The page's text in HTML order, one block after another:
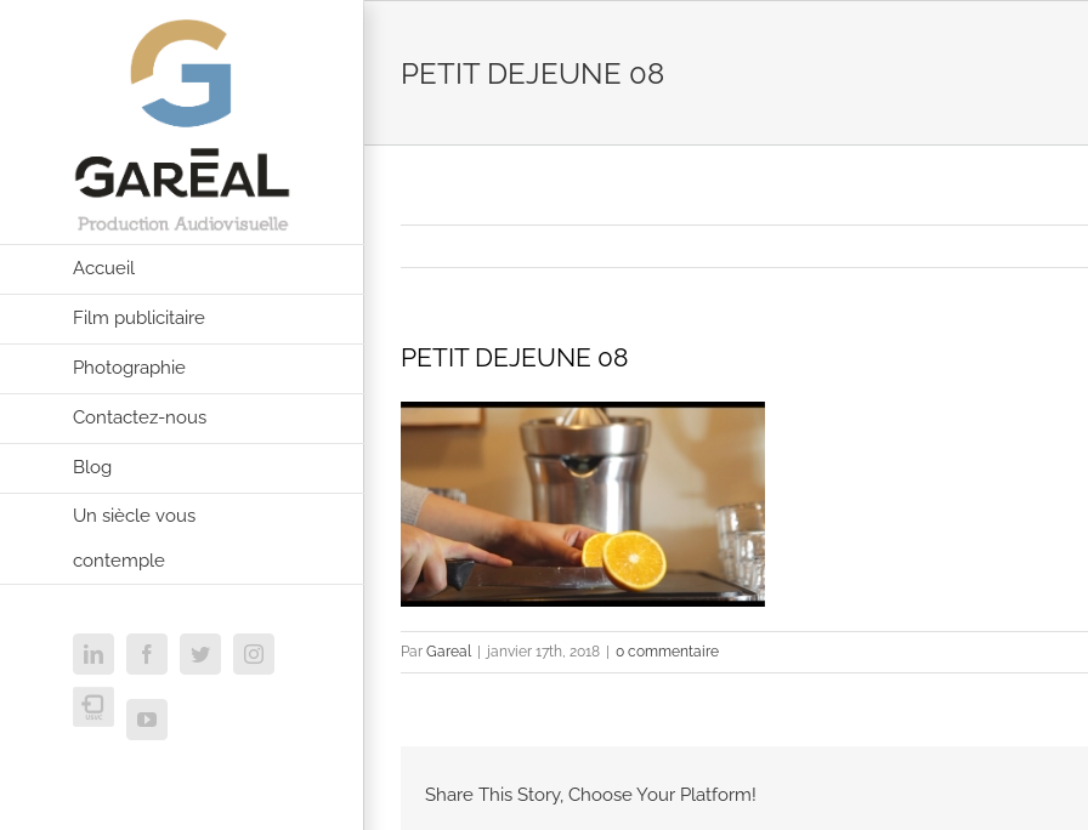
Accueil
Film publicitaire
Photographie
Contactez-nous
Blog
Un siècle vous
contemple
LinkedInFacebookTwitterInstagram
USVC
YouTube
PETIT DEJEUNE 08
PETIT DEJEUNE 08
Par Gareal janvier 17th, 2018 0 commentaire
Share This Story, Choose Your Platform!